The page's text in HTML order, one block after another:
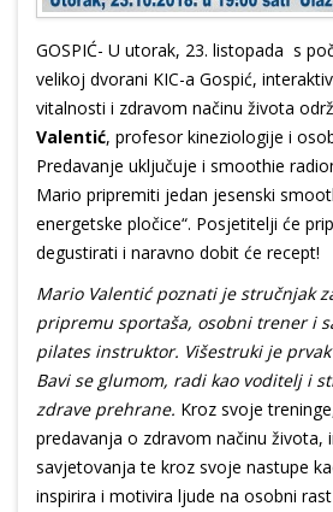
GOSPIĆ- U utorak, 23. listopada s
velikoj dvorani KIC-a Gospić,
vitalnosti i zdravom načinu života
Valentić, profesor kineziologije i
Predavanje uključuje i smoothie
Mario pripremiti jedan jesenski
energetske pločice“. Posjetitelji će
degustirati i naravno dobit će recept!
Mario Valentić poznati je stručnjak
pripremu sportaša, osobni trener i
pilates instruktor. Višestruki je
Bavi se glumom, radi kao voditelj i
zdrave prehrane. Kroz svoje
predavanja o zdravom načinu života,
savjetovanja te kroz svoje nastupe
inspirira i motivira ljude na osobni